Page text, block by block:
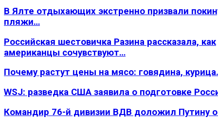
В Ялте отдыхающих экстренно призвали
пляжи…
Российская шестовичка Разина рассказала, как
американцы сочувствуют…
Почему растут цены на мясо: говядина,
WSJ: разведка США заявила о подготовке
Командир 76-й дивизии ВДВ доложил Путину